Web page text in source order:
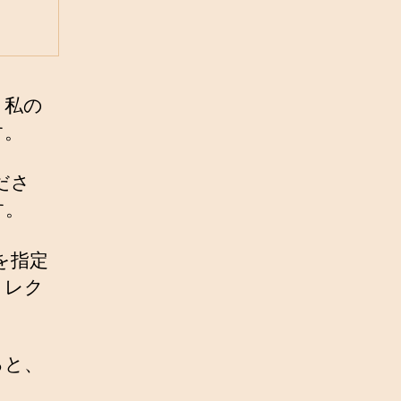
の
さ
指定
ク
、